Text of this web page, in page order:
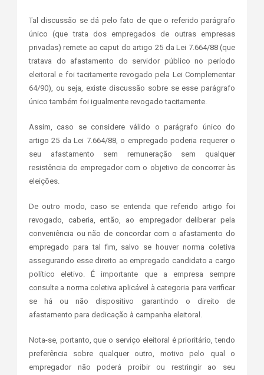
Tal discussão se dá pelo fato de que o referido parágrafo
único (que trata dos empregados de outras empresas
privadas) remete ao caput do artigo 25 da Lei 7.664/88 (que
tratava do afastamento do servidor público no período
eleitoral e foi tacitamente revogado pela Lei Complementar
64/90), ou seja, existe discussão sobre se esse parágrafo
único também foi igualmente revogado tacitamente.
Assim, caso se considere válido o parágrafo único do
artigo 25 da Lei 7.664/88, o empregado poderia requerer o
seu afastamento sem remuneração sem qualquer
resistência do empregador com o objetivo de concorrer às
eleições.
De outro modo, caso se entenda que referido artigo foi
revogado, caberia, então, ao empregador deliberar pela
conveniência ou não de concordar com o afastamento do
empregado para tal fim, salvo se houver norma coletiva
assegurando esse direito ao empregado candidato a cargo
político eletivo. É importante que a empresa sempre
consulte a norma coletiva aplicável à categoria para verificar
se há ou não dispositivo garantindo o direito de
afastamento para dedicação à campanha eleitoral.
Nota-se, portanto, que o serviço eleitoral é prioritário, tendo
preferência sobre qualquer outro, motivo pelo qual o
empregador não poderá proibir ou restringir ao seu